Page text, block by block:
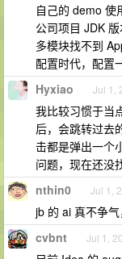
自己的 demo 使
公司项目 JDK
多模块找不到
配置时代，配置
Hyxiao Jul 1,
我比较习惯于当
后，会跳转过去
击都是弹出一个
问题，现在还没
nthin0 Jul 1,
jb 的 ai 真不争
cvbnt Jul 1,